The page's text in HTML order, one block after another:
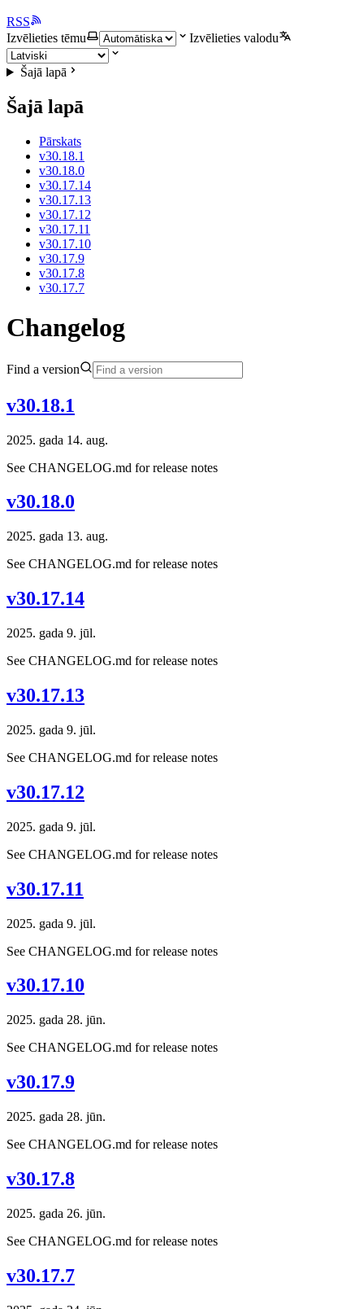
RSS
Izvēlieties tēmu
Izvēlieties valodu
Šajā lapā
Šajā lapā
Pārskats
v30.18.1
v30.18.0
v30.17.14
v30.17.13
v30.17.12
v30.17.11
v30.17.10
v30.17.9
v30.17.8
v30.17.7
Changelog
Find a version
v30.18.1
2025. gada 14. aug.
See CHANGELOG.md for release notes
v30.18.0
2025. gada 13. aug.
See CHANGELOG.md for release notes
v30.17.14
2025. gada 9. jūl.
See CHANGELOG.md for release notes
v30.17.13
2025. gada 9. jūl.
See CHANGELOG.md for release notes
v30.17.12
2025. gada 9. jūl.
See CHANGELOG.md for release notes
v30.17.11
2025. gada 9. jūl.
See CHANGELOG.md for release notes
v30.17.10
2025. gada 28. jūn.
See CHANGELOG.md for release notes
v30.17.9
2025. gada 28. jūn.
See CHANGELOG.md for release notes
v30.17.8
2025. gada 26. jūn.
See CHANGELOG.md for release notes
v30.17.7